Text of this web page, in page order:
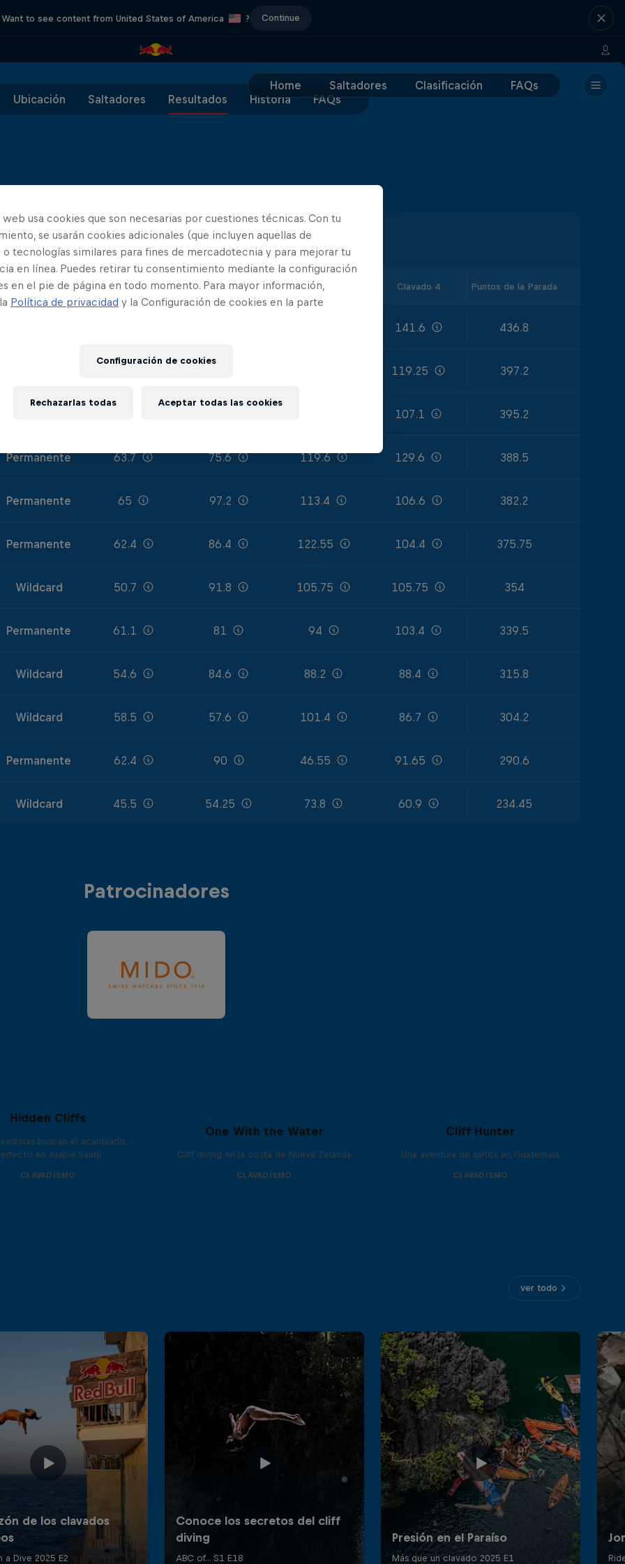
Want to see content from United States of America ? Continue
Home Saltadores Clasificación
FAQs
Ubicación Saltadores Resultados Historia FAQs
de Clavadista Clavado 1 Clavado 2 Clavado 3 Clavado 4 Puntos de la Parada
141.6 436.8
119.25 397.2
107.1 395.2
Permanente 63.7 75.6 119.6 129.6 388.5
Permanente 65 97.2 113.4 106.6 382.2
Permanente 62.4 86.4 122.55 104.4 375.75
Wildcard 50.7 91.8 105.75 105.75 354
Permanente 61.1 81 94 103.4 339.5
Wildcard 54.6 84.6 88.2 88.4 315.8
Wildcard 58.5 57.6 101.4 86.7 304.2
Permanente 62.4 90 46.55 91.65 290.6
Wildcard 45.5 54.25 73.8 60.9 234.45
Patrocinadores
Hidden Cliffs
buscan el acantilado
en Arabia Saudí
CLAVADISMO
One With the Water
Cliff diving en la costa de Nueva Zelanda
CLAVADISMO
Cliff Hunter
Una aventura de saltos en Guatemala
CLAVADISMO
ver todo
web usa cookies que son necesarias por cuestiones técnicas. Con tu
se usarán cookies adicionales (que incluyen aquellas de
tecnologías similares para fines de mercadotecnia y para mejorar tu
en línea. Puedes retirar tu consentimiento mediante la configuración
en el pie de página en todo momento. Para mayor información,
Política de privacidad y la Configuración de cookies en la parte
Configuración de cookies
Rechazarlas todas Aceptar todas las cookies